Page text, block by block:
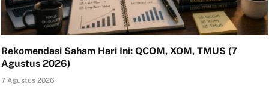
Rekomendasi Saham Hari Ini: QCOM, XOM, TMUS (7
Agustus 2026)
7 Agustus 2026